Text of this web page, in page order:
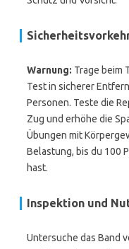
Warnung: Trage beim
Test in sicherer
Personen. Teste die
Zug und erhöhe die
Übungen mit
Belastung, bis du 100
hast.
Inspektion und
Untersuche das Band